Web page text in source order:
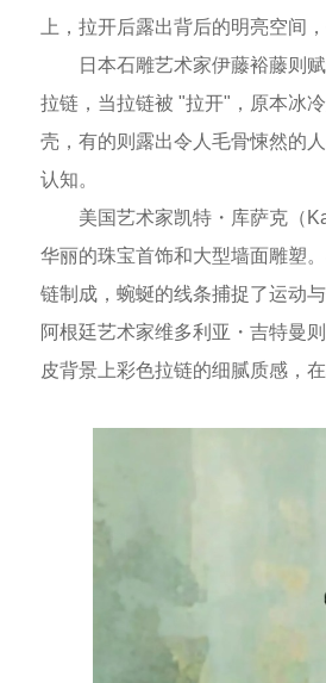
上，拉开后露出背后的明亮空间
日本石雕艺术家伊藤裕藤则
拉链，当拉链被 "拉开"，原本冰
壳，有的则露出令人毛骨悚然的
认知。
美国艺术家凯特・库萨克（
华丽的珠宝首饰和大型墙面雕塑
链制成，蜿蜒的线条捕捉了运动
阿根廷艺术家维多利亚・吉特曼
皮背景上彩色拉链的细腻质感，